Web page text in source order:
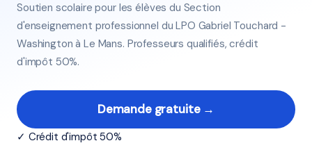
Soutien scolaire pour les élèves du Section
d'enseignement professionnel du LPO Gabriel Touchard -
Washington à Le Mans. Professeurs qualifiés, crédit
d'impôt 50%.
Demande gratuite →
✓ Crédit d'impôt 50%